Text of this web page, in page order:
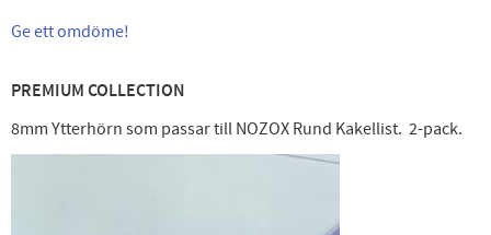
Ge ett omdöme!
PREMIUM COLLECTION
8mm Ytterhörn som passar till NOZOX Rund Kakellist. 2-pack.